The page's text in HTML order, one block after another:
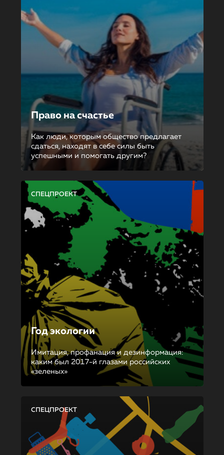
Право на счастье
Как люди, которым общество предлагает
сдаться, находят в себе силы быть
успешными и помогать другим?
СПЕЦПРОЕКТ
Год экологии
Имитация, профанация и дезинформация:
каким был 2017-й глазами российских
«зеленых»
СПЕЦПРОЕКТ